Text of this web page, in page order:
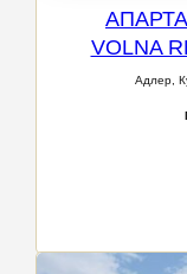
VOLNA
Адлер,